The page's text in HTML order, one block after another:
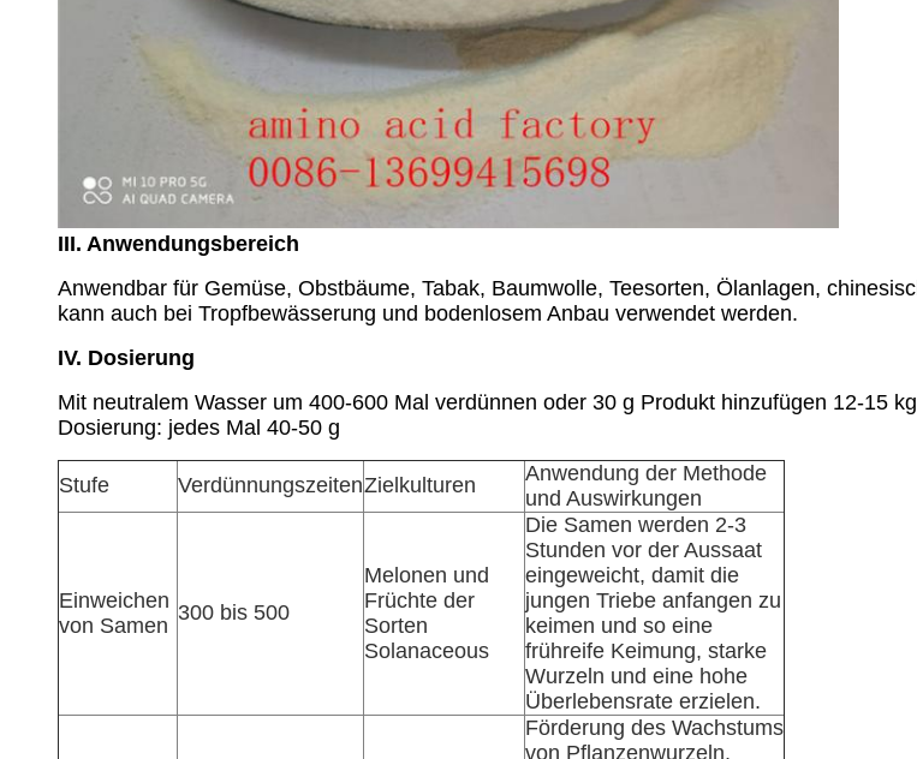
III. Anwendungsbereich
Anwendbar für Gemüse, Obstbäume, Tabak, Baumwolle, Teesorten, Ölanlagen,
kann auch bei Tropfbewässerung und bodenlosem Anbau verwendet werden.
IV. Dosierung
Mit neutralem Wasser um 400-600 Mal verdünnen oder 30 g Produkt hinzufügen 12-15
Dosierung: jedes Mal 40-50 g
Stufe VerdünnungszeitenZielkulturen
Anwendung der Methode
und Auswirkungen
Einweichen
von Samen
300 bis 500
Melonen und
Früchte der
Sorten
Solanaceous
Die Samen werden 2-3
Stunden vor der Aussaat
eingeweicht, damit die
jungen Triebe anfangen zu
keimen und so eine
frühreife Keimung, starke
Wurzeln und eine hohe
Überlebensrate erzielen.
Förderung des Wachstums
von Pflanzenwurzeln,